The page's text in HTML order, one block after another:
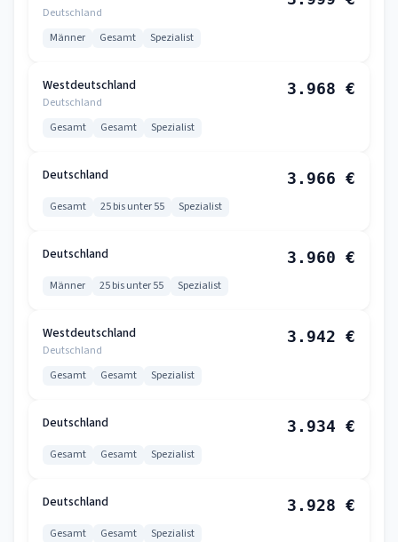
Deutschland
Männer Gesamt Spezialist
Westdeutschland
Deutschland
3.968 €
Gesamt Gesamt Spezialist
Deutschland 3.966 €
Gesamt 25 bis unter 55 Spezialist
Deutschland 3.960 €
Männer 25 bis unter 55 Spezialist
Westdeutschland
Deutschland
3.942 €
Gesamt Gesamt Spezialist
Deutschland 3.934 €
Gesamt Gesamt Spezialist
Deutschland 3.928 €
Gesamt Gesamt Spezialist